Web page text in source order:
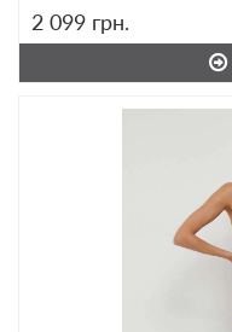
2 099 грн.